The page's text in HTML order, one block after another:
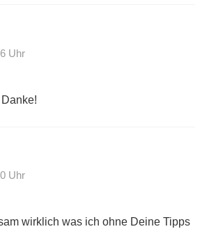
Uhr
Uhr
wirklich was ich ohne Deine Tipps